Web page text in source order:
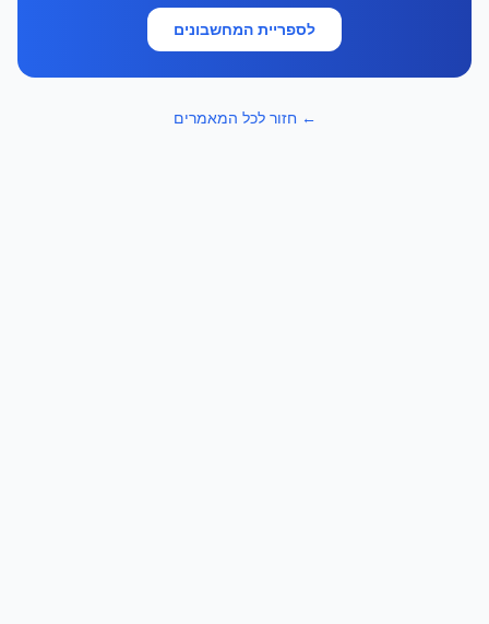
לספריית המחשבונים
← חזור לכל המאמרים